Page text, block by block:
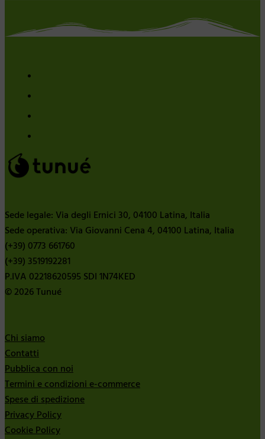
Sede legale: Via degli Ernici 30, 04100 Latina, Italia
Sede operativa: Via Giovanni Cena 4, 04100 Latina, Italia
(+39) 0773 661760
(+39) 3519192281
P.IVA 02218620595 SDI 1N74KED
© 2026 Tunué
Chi siamo
Contatti
Pubblica con noi
Termini e condizioni e-commerce
Spese di spedizione
Privacy Policy
Cookie Policy